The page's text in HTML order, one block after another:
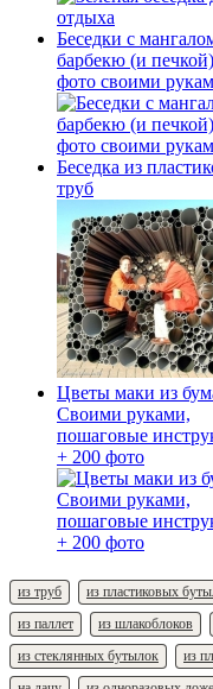
Беседки с
барбекю (и
фото своими
Беседка из
труб
Цветы маки из
Своими руками,
пошаговые
+ 200 фото
из труб
из пластиковых
из паллет
из шлакоблоков
из стеклянных бутылок
из